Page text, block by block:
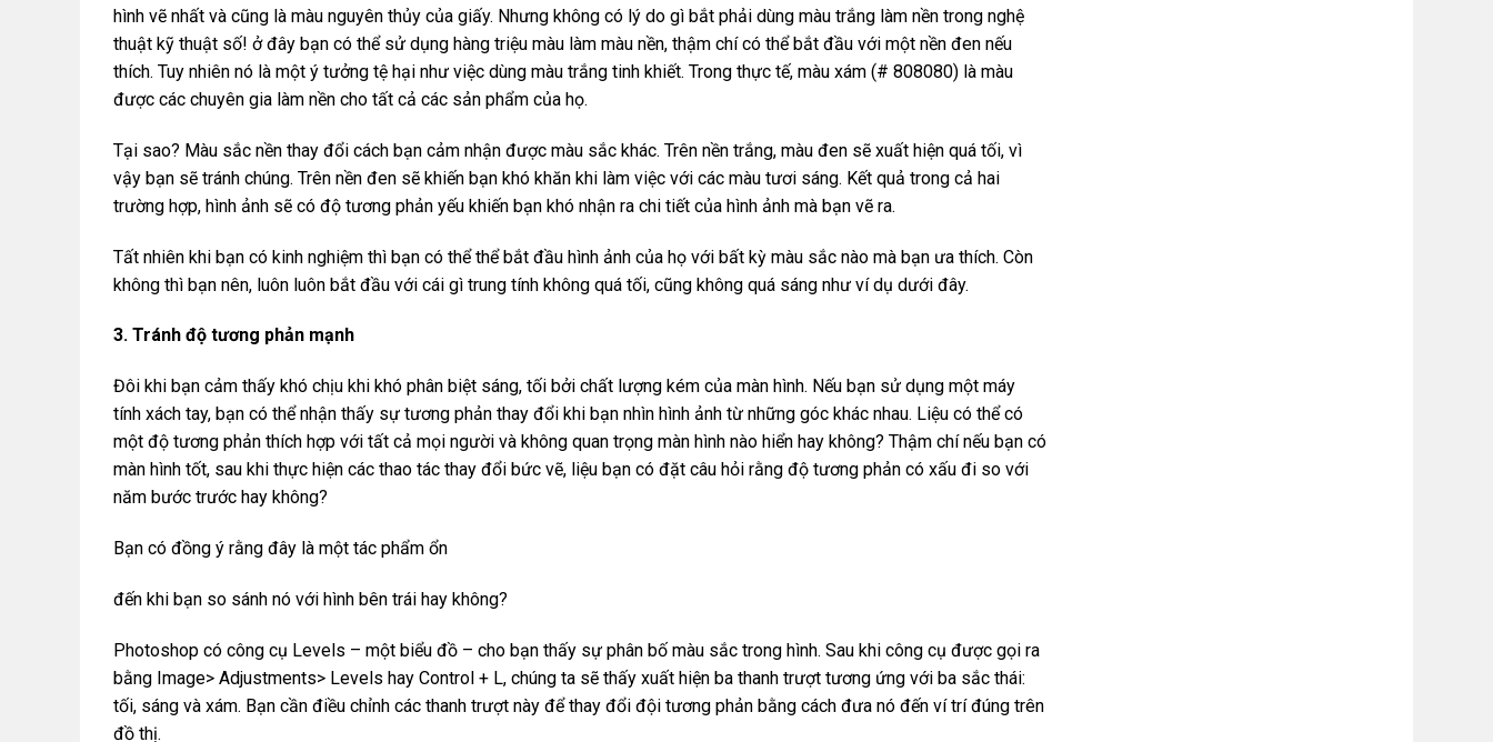
hình vẽ nhất và cũng là màu nguyên thủy của giấy. Nhưng không có lý do gì bắt phải dùng màu trắng làm nền trong nghệ
thuật kỹ thuật số! ở đây bạn có thể sử dụng hàng triệu màu làm màu nền, thậm chí có thể bắt đầu với một nền đen nếu
thích. Tuy nhiên nó là một ý tưởng tệ hại như việc dùng màu trắng tinh khiết. Trong thực tế, màu xám (# 808080) là màu
được các chuyên gia làm nền cho tất cả các sản phẩm của họ.
Tại sao? Màu sắc nền thay đổi cách bạn cảm nhận được màu sắc khác. Trên nền trắng, màu đen sẽ xuất hiện quá tối, vì
vậy bạn sẽ tránh chúng. Trên nền đen sẽ khiến bạn khó khăn khi làm việc với các màu tươi sáng. Kết quả trong cả hai
trường hợp, hình ảnh sẽ có độ tương phản yếu khiến bạn khó nhận ra chi tiết của hình ảnh mà bạn vẽ ra.
Tất nhiên khi bạn có kinh nghiệm thì bạn có thể thể bắt đầu hình ảnh của họ với bất kỳ màu sắc nào mà bạn ưa thích. Còn
không thì bạn nên, luôn luôn bắt đầu với cái gì trung tính không quá tối, cũng không quá sáng như ví dụ dưới đây.
3. Tránh độ tương phản mạnh
Đôi khi bạn cảm thấy khó chịu khi khó phân biệt sáng, tối bởi chất lượng kém của màn hình. Nếu bạn sử dụng một máy
tính xách tay, bạn có thể nhận thấy sự tương phản thay đổi khi bạn nhìn hình ảnh từ những góc khác nhau. Liệu có thể có
một độ tương phản thích hợp với tất cả mọi người và không quan trọng màn hình nào hiển hay không? Thậm chí nếu bạn có
màn hình tốt, sau khi thực hiện các thao tác thay đổi bức vẽ, liệu bạn có đặt câu hỏi rằng độ tương phản có xấu đi so với
năm bước trước hay không?
Bạn có đồng ý rằng đây là một tác phẩm ổn
đến khi bạn so sánh nó với hình bên trái hay không?
Photoshop có công cụ Levels – một biểu đồ – cho bạn thấy sự phân bố màu sắc trong hình. Sau khi công cụ được gọi ra
bằng Image> Adjustments> Levels hay Control + L, chúng ta sẽ thấy xuất hiện ba thanh trượt tương ứng với ba sắc thái:
tối, sáng và xám. Bạn cần điều chỉnh các thanh trượt này để thay đổi đội tương phản bằng cách đưa nó đến ví trí đúng trên
đồ thị.